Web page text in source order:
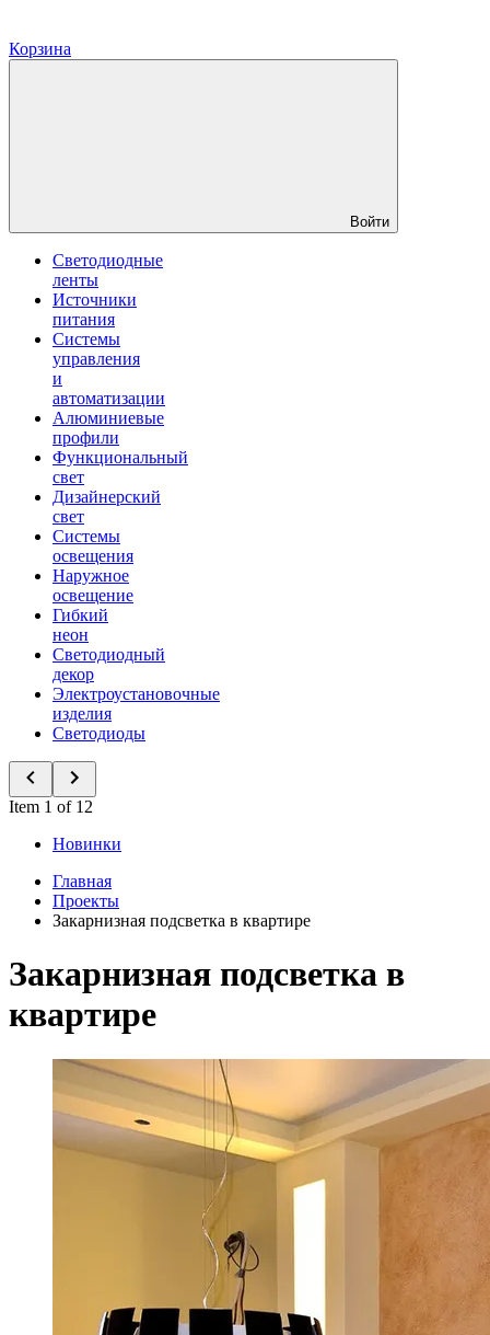
Корзина
Войти
Светодиодные
ленты
Источники
питания
Системы
управления
и
автоматизации
Алюминиевые
профили
Функциональный
свет
Дизайнерский
свет
Системы
освещения
Наружное
освещение
Гибкий
неон
Светодиодный
декор
Электроустановочные
изделия
Светодиоды
Item 1 of 12
Новинки
Главная
Проекты
Закарнизная подсветка в квартире
Закарнизная подсветка в
квартире